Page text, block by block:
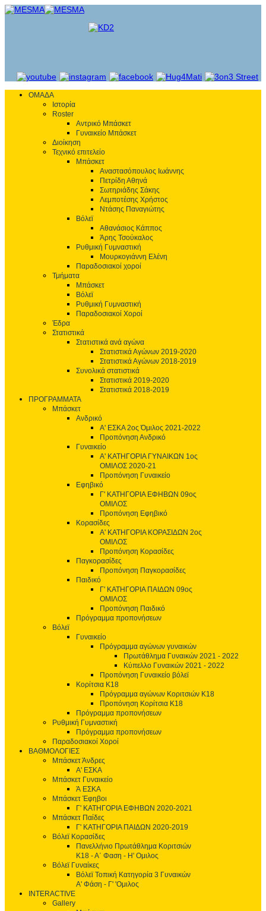
ΟΜΑΔΑ
Ιστορία
Roster
Αντρικό Μπάσκετ
Γυναικείο Μπάσκετ
Διοίκηση
Τεχνικό επιτελείο
Μπάσκετ
Αναστασόπουλος Ιωάννης
Πετρίδη Αθηνά
Σωτηριάδης Σάκης
Λεμποτέσης Χρήστος
Ντάσης Παναγιώτης
Βόλεϊ
Αθανάσιος Κάππος
Άρης Τσούκαλος
Ρυθμική Γυμναστική
Μουρκογιάννη Ελένη
Παραδοσιακοί χοροί
Τμήματα
Μπάσκετ
Βόλεϊ
Ρυθμική Γυμναστική
Παραδοσιακοί Χοροί
Έδρα
Στατιστικά
Στατιστικά ανά αγώνα
Στατιστικά Αγώνων 2019-2020
Στατιστικά Αγώνων 2018-2019
Συνολικά στατιστικά
Στατιστικά 2019-2020
Στατιστικά 2018-2019
ΠΡΟΓΡΑΜΜΑΤΑ
Μπάσκετ
Ανδρικό
Α' ΕΣΚΑ 2ος Όμιλος 2021-2022
Προπόνηση Ανδρικό
Γυναικείο
Α' ΚΑΤΗΓΟΡΙΑ ΓΥΝΑΙΚΩΝ 1ος
ΟΜΙΛΟΣ 2020-21
Προπόνηση Γυναικείο
Εφηβικό
Γ' ΚΑΤΗΓΟΡΙΑ ΕΦΗΒΩΝ 09ος
ΟΜΙΛΟΣ
Προπόνηση Εφηβικό
Κορασίδες
Α' ΚΑΤΗΓΟΡΙΑ ΚΟΡΑΣΙΔΩΝ 2ος
ΟΜΙΛΟΣ
Προπόνηση Κορασίδες
Παγκορασίδες
Προπόνηση Παγκορασίδες
Παιδικό
Γ' ΚΑΤΗΓΟΡΙΑ ΠΑΙΔΩΝ 09ος
ΟΜΙΛΟΣ
Προπόνηση Παιδικό
Πρόγραμμα προπονήσεων
Βόλεϊ
Γυναικείο
Πρόγραμμα αγώνων γυναικών
Πρωτάθλημα Γυναικών 2021 - 2022
Κύπελλο Γυναικών 2021 - 2022
Προπόνηση Γυναικείο βόλεϊ
Κορίτσια Κ18
Πρόγραμμα αγώνων Κοριτσιών Κ18
Προπόνηση Κορίτσια Κ18
Πρόγραμμα προπονήσεων
Ρυθμική Γυμναστική
Πρόγραμμα προπονήσεων
Παραδοσιακοί Χοροί
ΒΑΘΜΟΛΟΓΙΕΣ
Μπάσκετ Άνδρες
Α' ΕΣΚΑ
Μπάσκετ Γυναικείο
Ά ΕΣΚΑ
Μπάσκετ Έφηβοι
Γ' ΚΑΤΗΓΟΡΙΑ ΕΦΗΒΩΝ 2020-2021
Μπάσκετ Παίδες
Γ' ΚΑΤΗΓΟΡΙΑ ΠΑΙΔΩΝ 2020-2019
Βόλεϊ Κορασίδες
Πανελλήνιο Πρωτάθλημα Κοριτσιών
Κ18 - Α΄ Φαση - H' Ομιλος
Βόλεϊ Γυναίκες
Βόλεϊ Τοπική Κατηγορία 3 Γυναικών
Α' Φάση - Γ' 'Ομιλος
INTERACTIVE
Gallery